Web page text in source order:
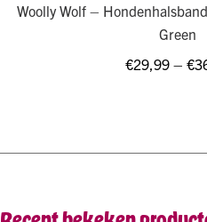
Woolly Wolf –
Green
€29,99– €